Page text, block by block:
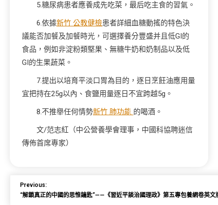
5.糖尿病患者應養成先吃菜，最后吃主食的習氣。
6.依據新竹 公教健檢患者詳細血糖動搖的特色決
議能否加餐及加餐時光，可選擇養分豐盛并且低GI的
食品，例如非淀粉類堅果、無糖牛奶和奶制品以及低
GI的生果蔬菜。
7.提出以培育平淡口胃為目的，逐日烹飪油應用量
宜把持在25g以內、食鹽用量逐日不宜跨越5g。
8.不推舉任何情勢新竹 肺功能 的喝酒。
文/范志紅（中公營養學會理事，中國科協聘迷信
傳佈首席專家）
Previous:
“解鎖真正的中國的思惟鑰匙”——《習近平談治國理政》第五專包養網卷英文